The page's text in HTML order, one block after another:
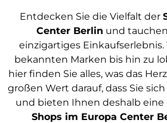
Entdecken Sie die Vielfalt der
Center Berlin und
einzigartiges
bekannten Marken bis hin zu
hier finden Sie alles, was das
großen Wert darauf, dass Sie
und bieten Ihnen deshalb eine
Shops im Europa Center